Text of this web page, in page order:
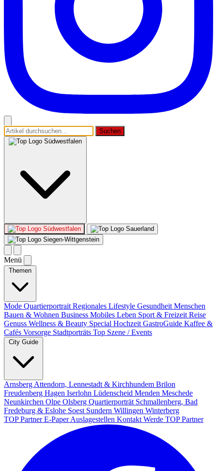
Suchen
Südwestfalen
Südwestfalen
Sauerland
Siegen-Wittgenstein
Menü
Themen
Mode Quartierportrait Regionales Lifestyle Gesundheit Menschen
Bauen & Wohnen Business Mobiles Leben Sport & Freizeit Reise
Genuss Wellness & Beauty Special Hochzeit GastroGuide Kaffee &
Cafés Vorsorge Stadtporträts Top Szene / Events
City Guide
Arnsberg Attendorn, Lennestadt & Kirchhundem Brilon
Freudenberg Hagen Iserlohn Lüdenscheid Menden Meschede
Neunkirchen Olpe Olsberg Quartierporträt Schmallenberg, Bad
Fredeburg & Eslohe Soest Sundern Willingen Winterberg
TOP PartnerE-PaperAuslagestellen Kontakt Werde TOP Partner